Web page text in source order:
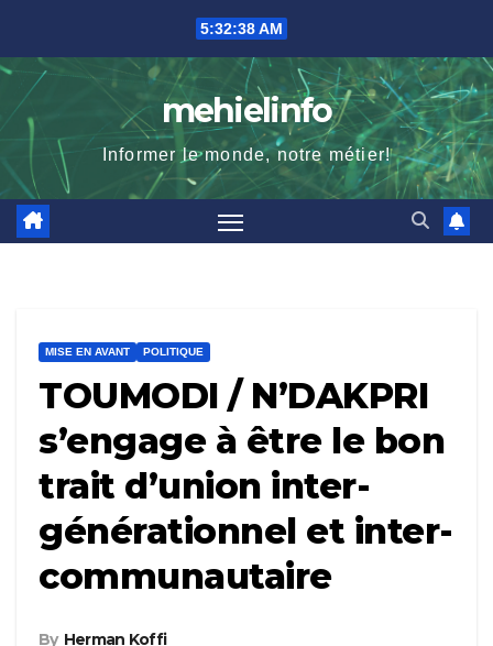
content
5:32:40 AM
mehielinfo
Informer le monde, notre métier!
MISE EN AVANT POLITIQUE
TOUMODI / N’DAKPRI
s’engage à être le bon
trait d’union inter-
générationnel et inter-
communautaire
By Herman Koffi